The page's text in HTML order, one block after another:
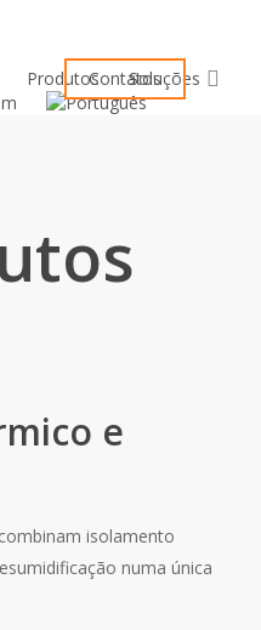
Produtos
Soluções
Contatos
e
isolamento
numa única